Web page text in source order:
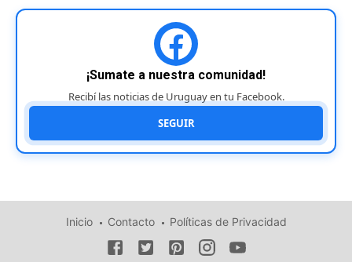
¡Sumate a nuestra comunidad!
Recibí las noticias de Uruguay en tu Facebook.
SEGUIR
Inicio Contacto Políticas de Privacidad